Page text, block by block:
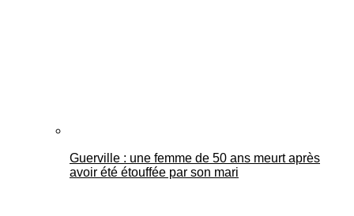
Guerville : une femme de 50 ans meurt après
avoir été étouffée par son mari